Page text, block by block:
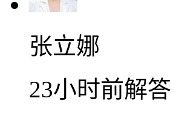
张立娜
23小时前解答